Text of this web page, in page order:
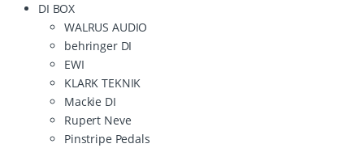
DI BOX
WALRUS AUDIO
behringer DI
EWI
KLARK TEKNIK
Mackie DI
Rupert Neve
Pinstripe Pedals